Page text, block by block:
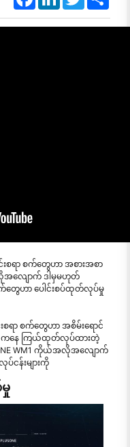
းစရာ စက်တွေဟာ အစားအစာ
အလျောက် ဒါမှမဟုတ်
က်တွေဟာ ပေါင်းစပ်ထုတ်လုပ်မှု
ရာ စက်တွေဟာ အစိမ်းရောင်
ကနေ ကြယ်ထုတ်လုပ်ထားတဲ့
WM1 ကိုယ်အလိုအလျောက်
န်းများကို
မှု